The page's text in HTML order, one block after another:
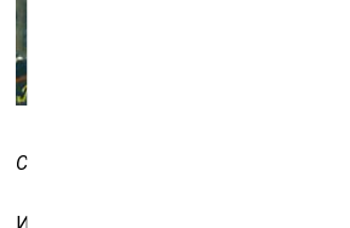
Соломон Россин. Бомж. 1985